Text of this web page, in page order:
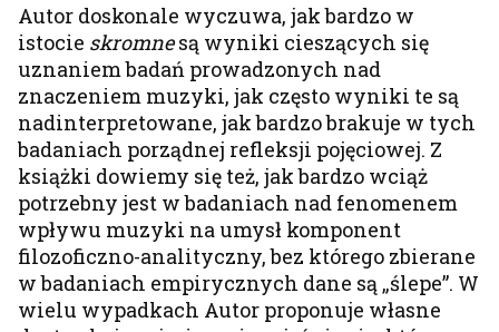
Autor doskonale wyczuwa, jak bardzo w
istocie skromnesą wyniki cieszących się
uznaniem badań prowadzonych nad
znaczeniem muzyki, jak często wyniki te są
nadinterpretowane, jak bardzo brakuje w tych
badaniach porządnej refleksji pojęciowej. Z
książki dowiemy się też, jak bardzo wciąż
potrzebny jest w badaniach nad fenomenem
wpływu muzyki na umysł komponent
filozoficzno-analityczny, bez którego zbierane
w badaniach empirycznych dane są „ślepe”. W
wielu wypadkach Autor proponuje własne